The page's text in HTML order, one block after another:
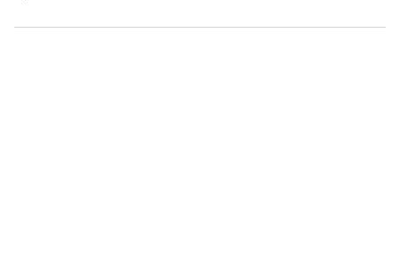
Фестивалот ќе биде можност за промоција на богатото